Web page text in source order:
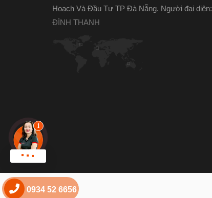
Hoạch Và Đầu Tư TP Đà Nẵng. Người đại diện:
ĐÌNH THANH
Chat zalo !
0934 52 6656